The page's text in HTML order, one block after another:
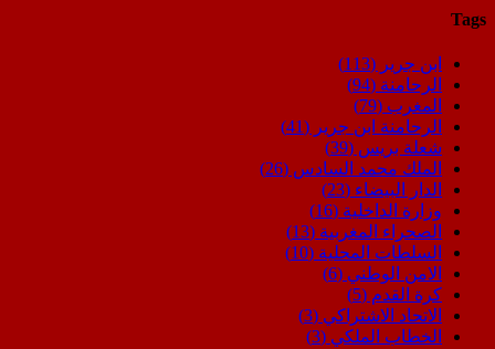
Tags
ابن جرير (113)
الرحامنة (94)
المغرب (79)
الرحامنة ابن جرير (41)
شعلة بريس (39)
الملك محمد السادس (26)
الدار البيضاء (23)
وزارة الداخلية (16)
الصحراء المغربية (13)
السلطات المحلية (10)
الامن الوطني (6)
كرة القدم (5)
الاتحاد الاشتراكي (3)
الخطاب الملكي (3)